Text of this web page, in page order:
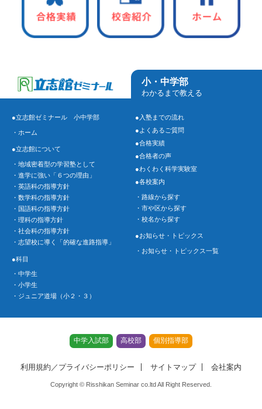
小・中学部
わかるまで教える
●立志館ゼミナール 小中学部
・ホーム
●立志館について
・地域密着型の学習塾として
・進学に強い「６つの理由」
・英語科の指導方針
・数学科の指導方針
・国語科の指導方針
・理科の指導方針
・社会科の指導方針
・志望校に導く「的確な進路指導」
●科目
・中学生
・小学生
・ジュニア道場（小２・３）
●入塾までの流れ
●よくあるご質問
●合格実績
●合格者の声
●わくわく科学実験室
●各校案内
・路線から探す
・市や区から探す
・校名から探す
●お知らせ・トピックス
・お知らせ・トピックス一覧
中学入試部 高校部 個別指導部
利用規約／プライバシーポリシー サイトマップ 会社案内
Copyright © Risshikan Seminar co.ltd All Right Reserved.